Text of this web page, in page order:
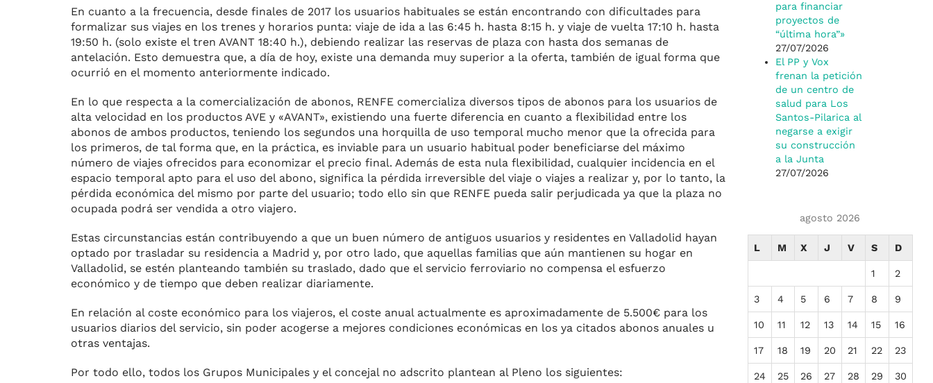
En cuanto a la frecuencia, desde finales de 2017 los usuarios habituales se están encontrando con dificultades para
formalizar sus viajes en los trenes y horarios punta: viaje de ida a las 6:45 h. hasta 8:15 h. y viaje de vuelta 17:10 h. hasta
19:50 h. (solo existe el tren AVANT 18:40 h.), debiendo realizar las reservas de plaza con hasta dos semanas de
antelación. Esto demuestra que, a día de hoy, existe una demanda muy superior a la oferta, también de igual forma que
ocurrió en el momento anteriormente indicado.
En lo que respecta a la comercialización de abonos, RENFE comercializa diversos tipos de abonos para los usuarios de
alta velocidad en los productos AVE y «AVANT», existiendo una fuerte diferencia en cuanto a flexibilidad entre los
abonos de ambos productos, teniendo los segundos una horquilla de uso temporal mucho menor que la ofrecida para
los primeros, de tal forma que, en la práctica, es inviable para un usuario habitual poder beneficiarse del máximo
número de viajes ofrecidos para economizar el precio final. Además de esta nula flexibilidad, cualquier incidencia en el
espacio temporal apto para el uso del abono, significa la pérdida irreversible del viaje o viajes a realizar y, por lo tanto, la
pérdida económica del mismo por parte del usuario; todo ello sin que RENFE pueda salir perjudicada ya que la plaza no
ocupada podrá ser vendida a otro viajero.
Estas circunstancias están contribuyendo a que un buen número de antiguos usuarios y residentes en Valladolid hayan
optado por trasladar su residencia a Madrid y, por otro lado, que aquellas familias que aún mantienen su hogar en
Valladolid, se estén planteando también su traslado, dado que el servicio ferroviario no compensa el esfuerzo
económico y de tiempo que deben realizar diariamente.
En relación al coste económico para los viajeros, el coste anual actualmente es aproximadamente de 5.500€ para los
usuarios diarios del servicio, sin poder acogerse a mejores condiciones económicas en los ya citados abonos anuales u
otras ventajas.
Por todo ello, todos los Grupos Municipales y el concejal no adscrito plantean al Pleno los siguientes:
para financiar
proyectos de
“última hora”»
27/07/2026
El PP y Vox
frenan la petición
de un centro de
salud para Los
Santos-Pilarica al
negarse a exigir
su construcción
a la Junta
27/07/2026
agosto 2026
L M X J V S D
1 2
3 4 5 6 7 8 9
10 11 12 13 14 15 16
17 18 19 20 21 22 23
24 25 26 27 28 29 30